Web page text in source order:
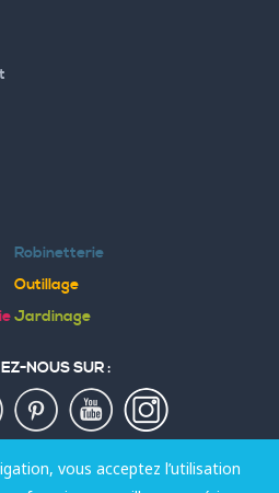
Robinetterie
Outillage
Jardinage
NOUS SUR :
DE PAIEMENT :
vous acceptez l’utilisation